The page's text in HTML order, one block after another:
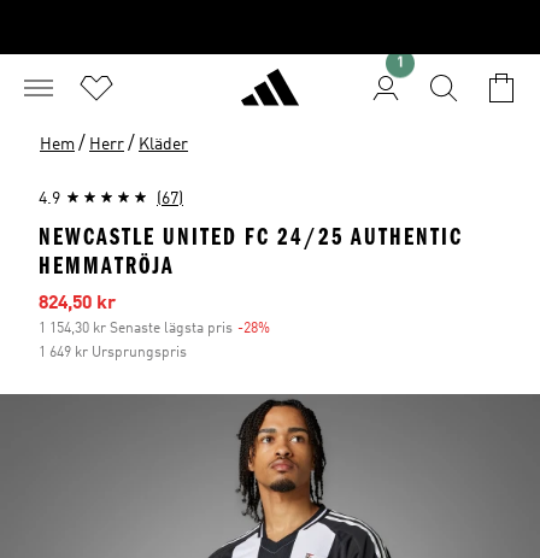
1
Hem / Herr / Kläder
4.9 (67)
NEWCASTLE UNITED FC 24/25 AUTHENTIC
HEMMATRÖJA
Reapris
824,50 kr
1 154,30 kr Senaste lägsta pris -28%
1 649 kr Ursprungspris